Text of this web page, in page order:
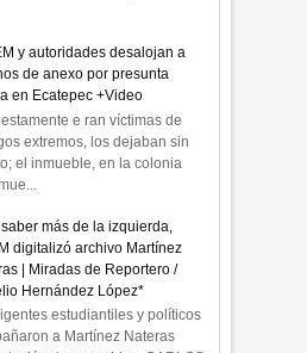
y autoridades desalojan a
de anexo por presunta
en Ecatepec +Video
e ran víctimas de
extremos, los dejaban sin
el inmueble, en la colonia
más de la izquierda,
digitalizó archivo Martínez
| Miradas de Reportero /
Hernández López*
estudiantiles y políticos
a Martínez Nateras